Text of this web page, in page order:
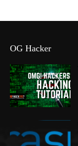
OG Hacker